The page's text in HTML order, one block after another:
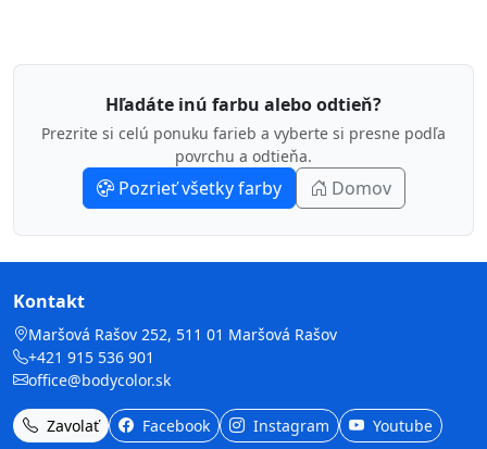
Hľadáte inú farbu alebo odtieň?
Prezrite si celú ponuku farieb a vyberte si presne podľa
povrchu a odtieňa.
Pozrieť všetky farby Domov
Kontakt
Maršová Rašov 252, 511 01 Maršová Rašov
+421 915 536 901
office@bodycolor.sk
Zavolať Facebook Instagram Youtube